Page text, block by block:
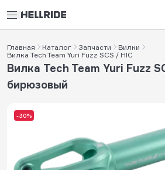
Главная Каталог Запчасти
Вилки
Вилка Tech Team Yuri Fuzz SCS / HIC
-30%
Вилка Tech Team Yuri Fuzz
бирюзовый